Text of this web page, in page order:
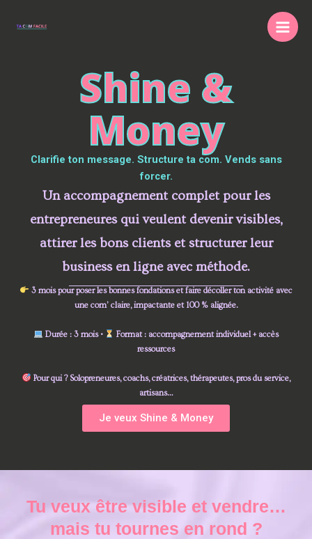
Shine &
Money
Clarifie ton message. Structure ta com. Vends sans
forcer.
Un accompagnement complet pour les
entrepreneures qui veulent devenir visibles,
attirer les bons clientsetstructurer leur
business en ligneavec méthode.
3 mois pour poser les bonnes fondations et faire décoller ton activité avec
une com’ claire, impactante et 100 % alignée.
Durée :3 mois • Format : accompagnement individuel + accès
ressources
Pour qui ?Solopreneures, coachs, créatrices, thérapeutes, pros du service,
artisans…
Je veux Shine & Money
Tu veux être visible et vendre…
mais tu tournes en rond ?